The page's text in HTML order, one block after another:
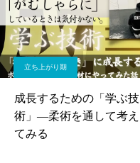
立ち上がり期
成長するための「学ぶ技
術」—柔術を通して考え
てみる